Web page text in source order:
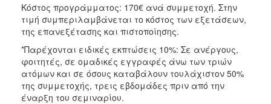
Κόστος προγράμματος: 170€ ανά συμμετοχή. Στην
τιμή συμπεριλαμβάνεται το κόστος των εξετάσεων,
της επανεξέτασης και πιστοποίησης.
*Παρέχονται ειδικές εκπτώσεις 10%: Σε ανέργους,
φοιτητές, σε ομαδικές εγγραφές άνω των τριών
ατόμων και σε όσους καταβάλουν τουλάχιστον 50%
της συμμετοχής, τρεις εβδομάδες πριν από την
έναρξη του σεμιναρίου.